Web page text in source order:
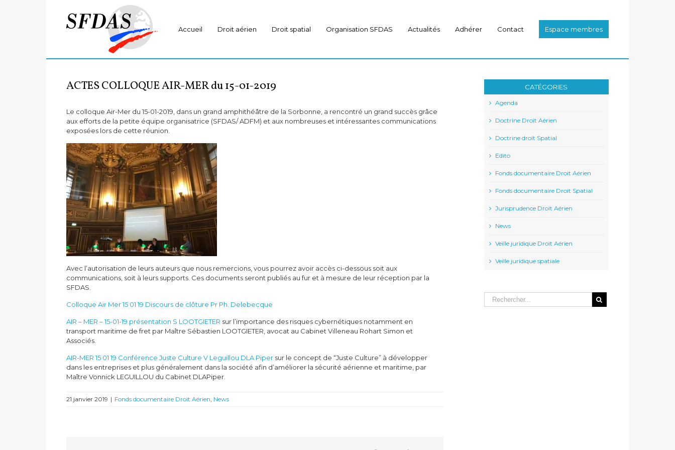
Accueil Droit aérien Droit spatial Organisation SFDAS Actualités Adhérer Contact Espace membres
ACTES COLLOQUE AIR-MER du 15-01-2019
Le colloque Air-Mer du 15-01-2019, dans un grand amphithéâtre de la Sorbonne, a rencontré un grand succès grâce
aux efforts de la petite équipe organisatrice (SFDAS/ ADFM) et aux nombreuses et intéressantes communications
exposées lors de cette réunion.
Avec l’autorisation de leurs auteurs que nous remercions, vous pourrez avoir accès ci-dessous soit aux
communications, soit à leurs supports. Ces documents seront publiés au fur et à mesure de leur réception par la
SFDAS.
Colloque Air Mer 15 01 19 Discours de clôture Pr Ph. Delebecque
AIR – MER – 15-01-19 présentation S LOOTGIETER sur l’importance des risques cybernétiques notamment en
transport maritime de fret par Maître Sébastien LOOTGIETER, avocat au Cabinet Villeneau Rohart Simon et
Associés.
AIR-MER 15 01 19 Conférence Juste Culture V Leguillou DLA Piper sur le concept de “Juste Culture” à développer
dans les entreprises et plus généralement dans la société afin d’améliorer la sécurité aérienne et maritime, par
Maître Vonnick LEGUILLOU du Cabinet DLAPiper.
21 janvier 2019 | Fonds documentaire Droit Aérien, News
CATÉGORIES
Agenda
Doctrine Droit Aérien
Doctrine droit Spatial
Edito
Fonds documentaire Droit Aérien
Fonds documentaire Droit Spatial
Jurisprudence Droit Aérien
News
Veille juridique Droit Aérien
Veille juridique spatiale